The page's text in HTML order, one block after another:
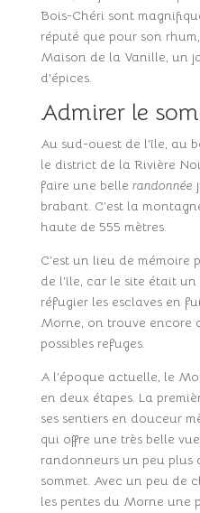
Bois-Chéri sont
réputé que pour son
Maison de la Vanille, un
d’épices.
Admirer le
Au sud-ouest de l’île, au
le district de la Rivière
faire une belle randonnée
brabant. C’est la
haute de 555 mètres.
C’est un lieu de
de l’île, car le site était
réfugier les esclaves en
Morne, on trouve encore
possibles refuges.
A l’époque actuelle, le
en deux étapes. La
ses sentiers en douceur
qui offre une très belle
randonneurs un peu plus
sommet. Avec un peu de
les pentes du Morne une